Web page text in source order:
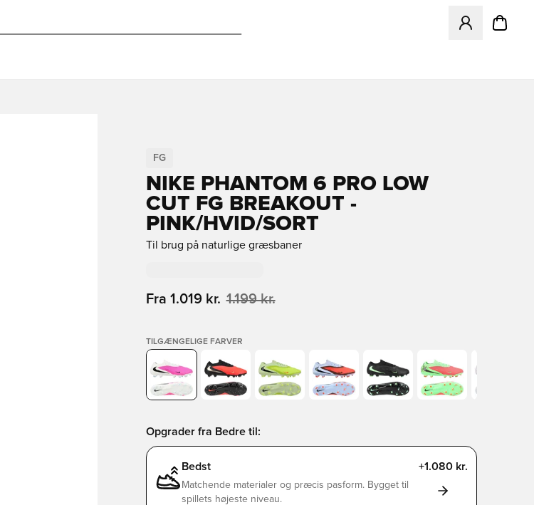
Åbner en
FG
NIKE PHANTOM 6 PRO LOW
CUT FG BREAKOUT -
PINK/HVID/SORT
Til brug på naturlige græsbaner
Fra 1.019 kr. 1.199 kr.
TILGÆNGELIGE FARVER
Opgrader fra Bedre til:
Bedst +1.080 kr.
Matchende materialer og præcis pasform. Bygget til
spillets højeste niveau.